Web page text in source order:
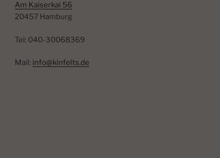
Am Kaiserkai 56
20457 Hamburg
Tel: 040-30068369
Mail: info@kinfelts.de